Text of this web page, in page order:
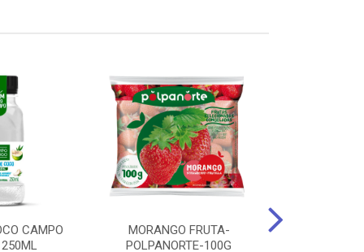
CAMPO
MORANGO FRUTA-
POLPANORTE-100G